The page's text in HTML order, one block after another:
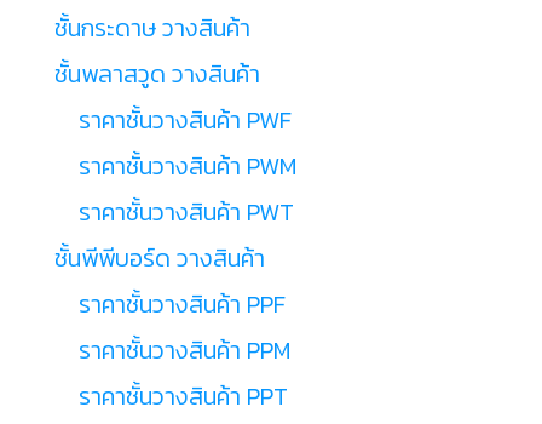
ชั้นกระดาษ วางสินค้า
ชั้นพลาสวูด วางสินค้า
ราคาชั้นวางสินค้า PWF
ราคาชั้นวางสินค้า PWM
ราคาชั้นวางสินค้า PWT
ชั้นพีพีบอร์ด วางสินค้า
ราคาชั้นวางสินค้า PPF
ราคาชั้นวางสินค้า PPM
ราคาชั้นวางสินค้า PPT